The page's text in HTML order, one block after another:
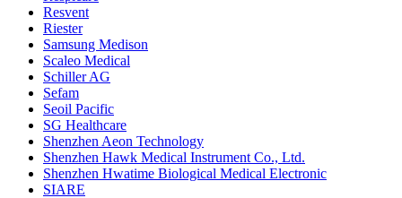
Resvent
Riester
Samsung Medison
Scaleo Medical
Schiller AG
Sefam
Seoil Pacific
SG Healthcare
Shenzhen Aeon Technology
Shenzhen Hawk Medical Instrument Co., Ltd.
Shenzhen Hwatime Biological Medical Electronic
SIARE